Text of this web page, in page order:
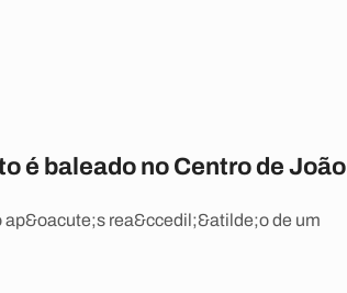
é baleado no Centro de João
rea&ccedil;&atilde;o de um